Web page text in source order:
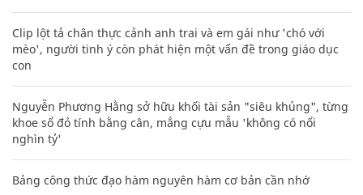
Clip lột tả chân thực cảnh anh trai và em gái như 'chó với
mèo', người tinh ý còn phát hiện một vấn đề trong giáo dục
con
Nguyễn Phương Hằng sở hữu khối tài sản "siêu khủng", từng
khoe sổ đỏ tính bằng cân, mắng cựu mẫu 'không có nổi
nghìn tỷ'
Bảng công thức đạo hàm nguyên hàm cơ bản cần nhớ